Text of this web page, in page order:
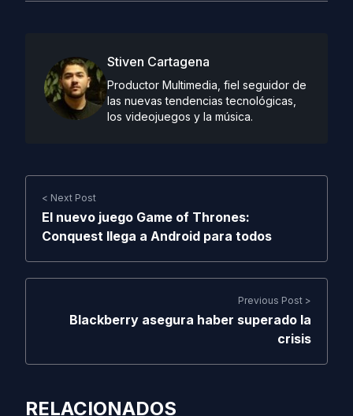
Stiven Cartagena
Productor Multimedia, fiel seguidor de
las nuevas tendencias tecnológicas,
los videojuegos y la música.
< Next Post
El nuevo juego Game of Thrones:
Conquest llega a Android para todos
Previous Post >
Blackberry asegura haber superado la
crisis
RELACIONADOS